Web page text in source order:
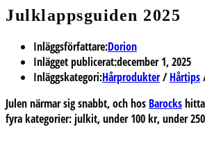
Julklappsguiden 2025
Inläggsförfattare:Dorion
Inlägget publicerat:december 1, 2025
Inläggskategori:Hårprodukter/ Hårtips
Julen närmar sig snabbt, och hos Barocks
fyra kategorier: julkit, under 100 kr, under